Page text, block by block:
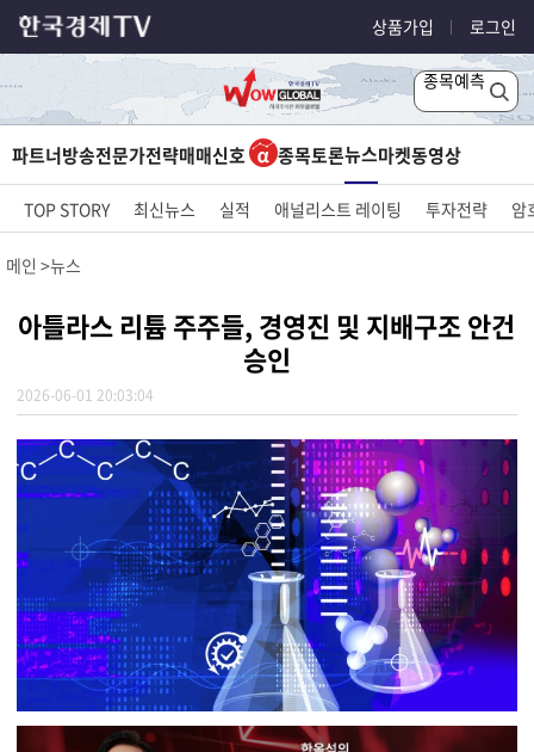
상품가입 로그인
종목예측
파트너방송전문가전략매매신호 종목토론뉴스마켓동영상
TOP STORY 최신뉴스 실적 애널리스트 레이팅 투자전략 암
메인 뉴스
아틀라스 리튬 주주들, 경영진 및 지배구조 안건
승인
2026-06-01 20:03:04